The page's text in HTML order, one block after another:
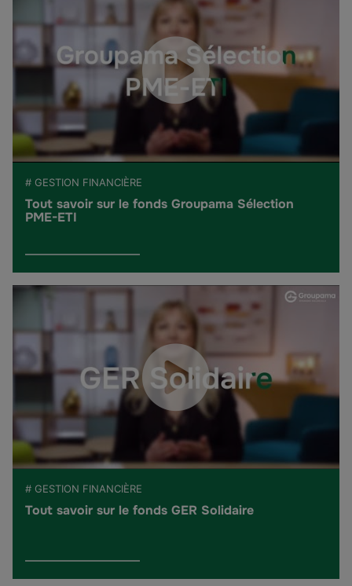
# GESTION FINANCIÈRE
Tout savoir sur le fonds Groupama Sélection
PME-ETI
# GESTION FINANCIÈRE
Tout savoir sur le fonds GER Solidaire